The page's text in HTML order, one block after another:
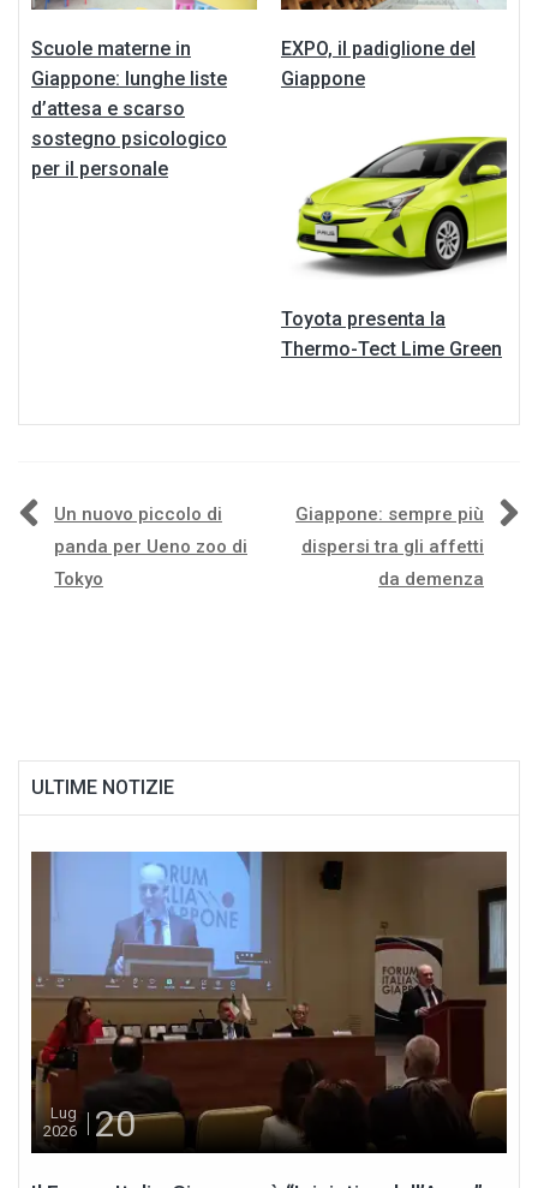
Scuole materne in
Giappone: lunghe liste
d’attesa e scarso
sostegno psicologico
per il personale
EXPO, il padiglione del
Giappone
Toyota presenta la
Thermo-Tect Lime Green
Navigazione
articoli
Un nuovo piccolo di
panda per Ueno zoo di
Tokyo
Giappone: sempre più
dispersi tra gli affetti
da demenza
ULTIME NOTIZIE
Lug
2026
20